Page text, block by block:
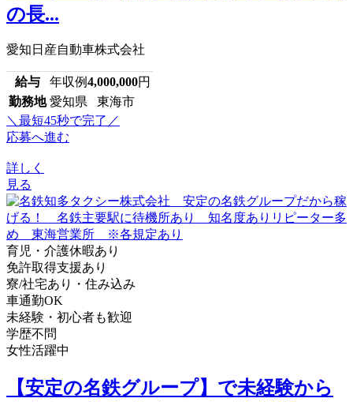
の長...
愛知日産自動車株式会社
給与 年収例4,000,000円
勤務地 愛知県 東海市
＼最短45秒で完了／
応募へ進む
詳しく
見る
育児・介護休暇あり
免許取得支援あり
寮/社宅あり・住み込み
車通勤OK
未経験・初心者も歓迎
学歴不問
女性活躍中
【安定の名鉄グループ】で未経験から